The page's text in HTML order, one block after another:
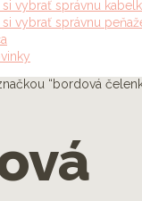
si vybrať správnu
vybrať správnu
“bordová